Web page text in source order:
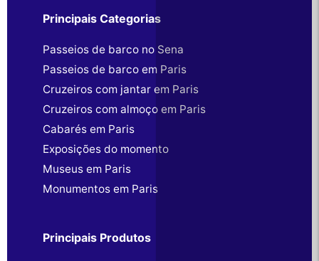
Principais Categorias
Passeios de barco no Sena
Passeios de barco em Paris
Cruzeiros com jantar em Paris
Cruzeiros com almoço em Paris
Cabarés em Paris
Exposições do momento
Museus em Paris
Monumentos em Paris
Principais Produtos